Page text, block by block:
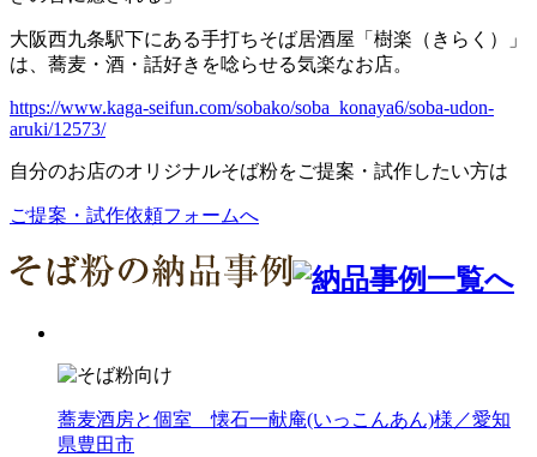
大阪西九条駅下にある手打ちそば居酒屋「樹楽（きらく）」
は、蕎麦・酒・話好きを唸らせる気楽なお店。
https://www.kaga-seifun.com/sobako/soba_konaya6/soba-udon-
aruki/12573/
自分のお店のオリジナルそば粉をご提案・試作したい方は
ご提案・試作依頼フォームへ
蕎麦酒房と個室 懐石一献庵(いっこんあん)様／愛知
県豊田市